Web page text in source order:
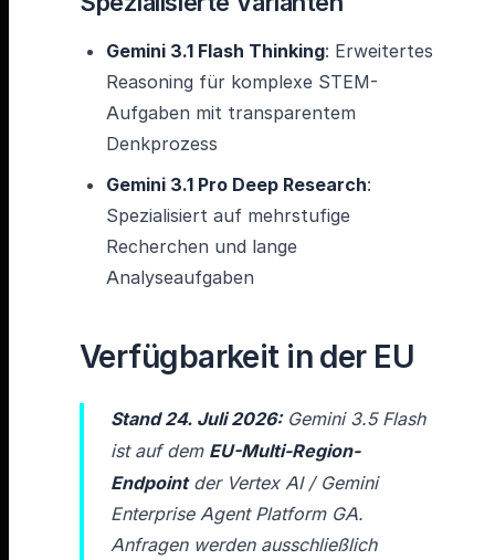
Gemini 3.1 Flash Thinking: Erweitertes
Reasoning für komplexe STEM-
Aufgaben mit transparentem
Denkprozess
Gemini 3.1 Pro Deep Research:
Spezialisiert auf mehrstufige
Recherchen und lange
Analyseaufgaben
Verfügbarkeit in der EU
Stand 24. Juli 2026:Gemini 3.5 Flash
ist auf dem EU-Multi-Region-
Endpointder Vertex AI / Gemini
Enterprise Agent Platform GA.
Anfragen werden ausschließlich